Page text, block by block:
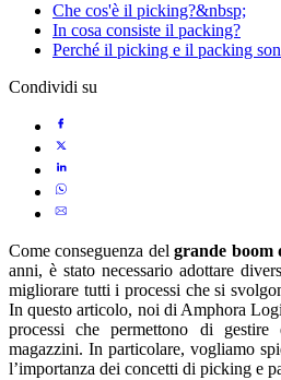
Che cos'è il picking?&nbsp;
In cosa consiste il packing?
Perché il picking e il packing
Condividi su
Come conseguenza delgrande boom
anni, è stato necessario adottare
migliorare tutti i processi che si
In questo articolo, noi di Amphora
processi che permettono di
magazzini. In particolare, vogliamo
l’importanza dei concetti di picking e